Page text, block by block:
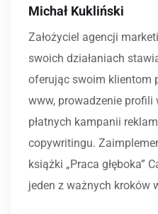
Michał Kukliński
Założyciel agencji
swoich działaniach
oferując swoim klientom
www, prowadzenie profili
płatnych kampanii
copywritingu.
książki „Praca głęboka”
jeden z ważnych kroków